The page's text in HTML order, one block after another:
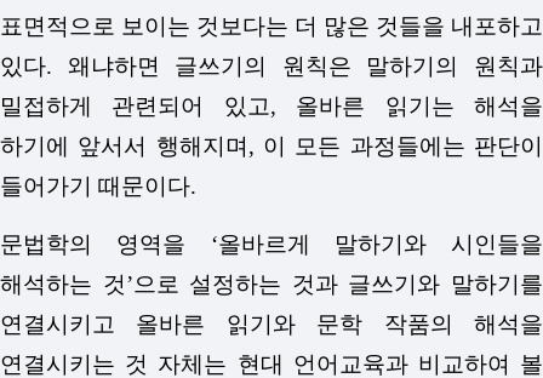
표면적으로 보이는 것보다는 더 많은 것들을 내포하고
있다. 왜냐하면 글쓰기의 원칙은 말하기의 원칙과
밀접하게 관련되어 있고, 올바른 읽기는 해석을
하기에 앞서서 행해지며, 이 모든 과정들에는 판단이
들어가기 때문이다.
문법학의 영역을 ‘올바르게 말하기와 시인들을
해석하는 것’으로 설정하는 것과 글쓰기와 말하기를
연결시키고 올바른 읽기와 문학 작품의 해석을
연결시키는 것 자체는 현대 언어교육과 비교하여 볼